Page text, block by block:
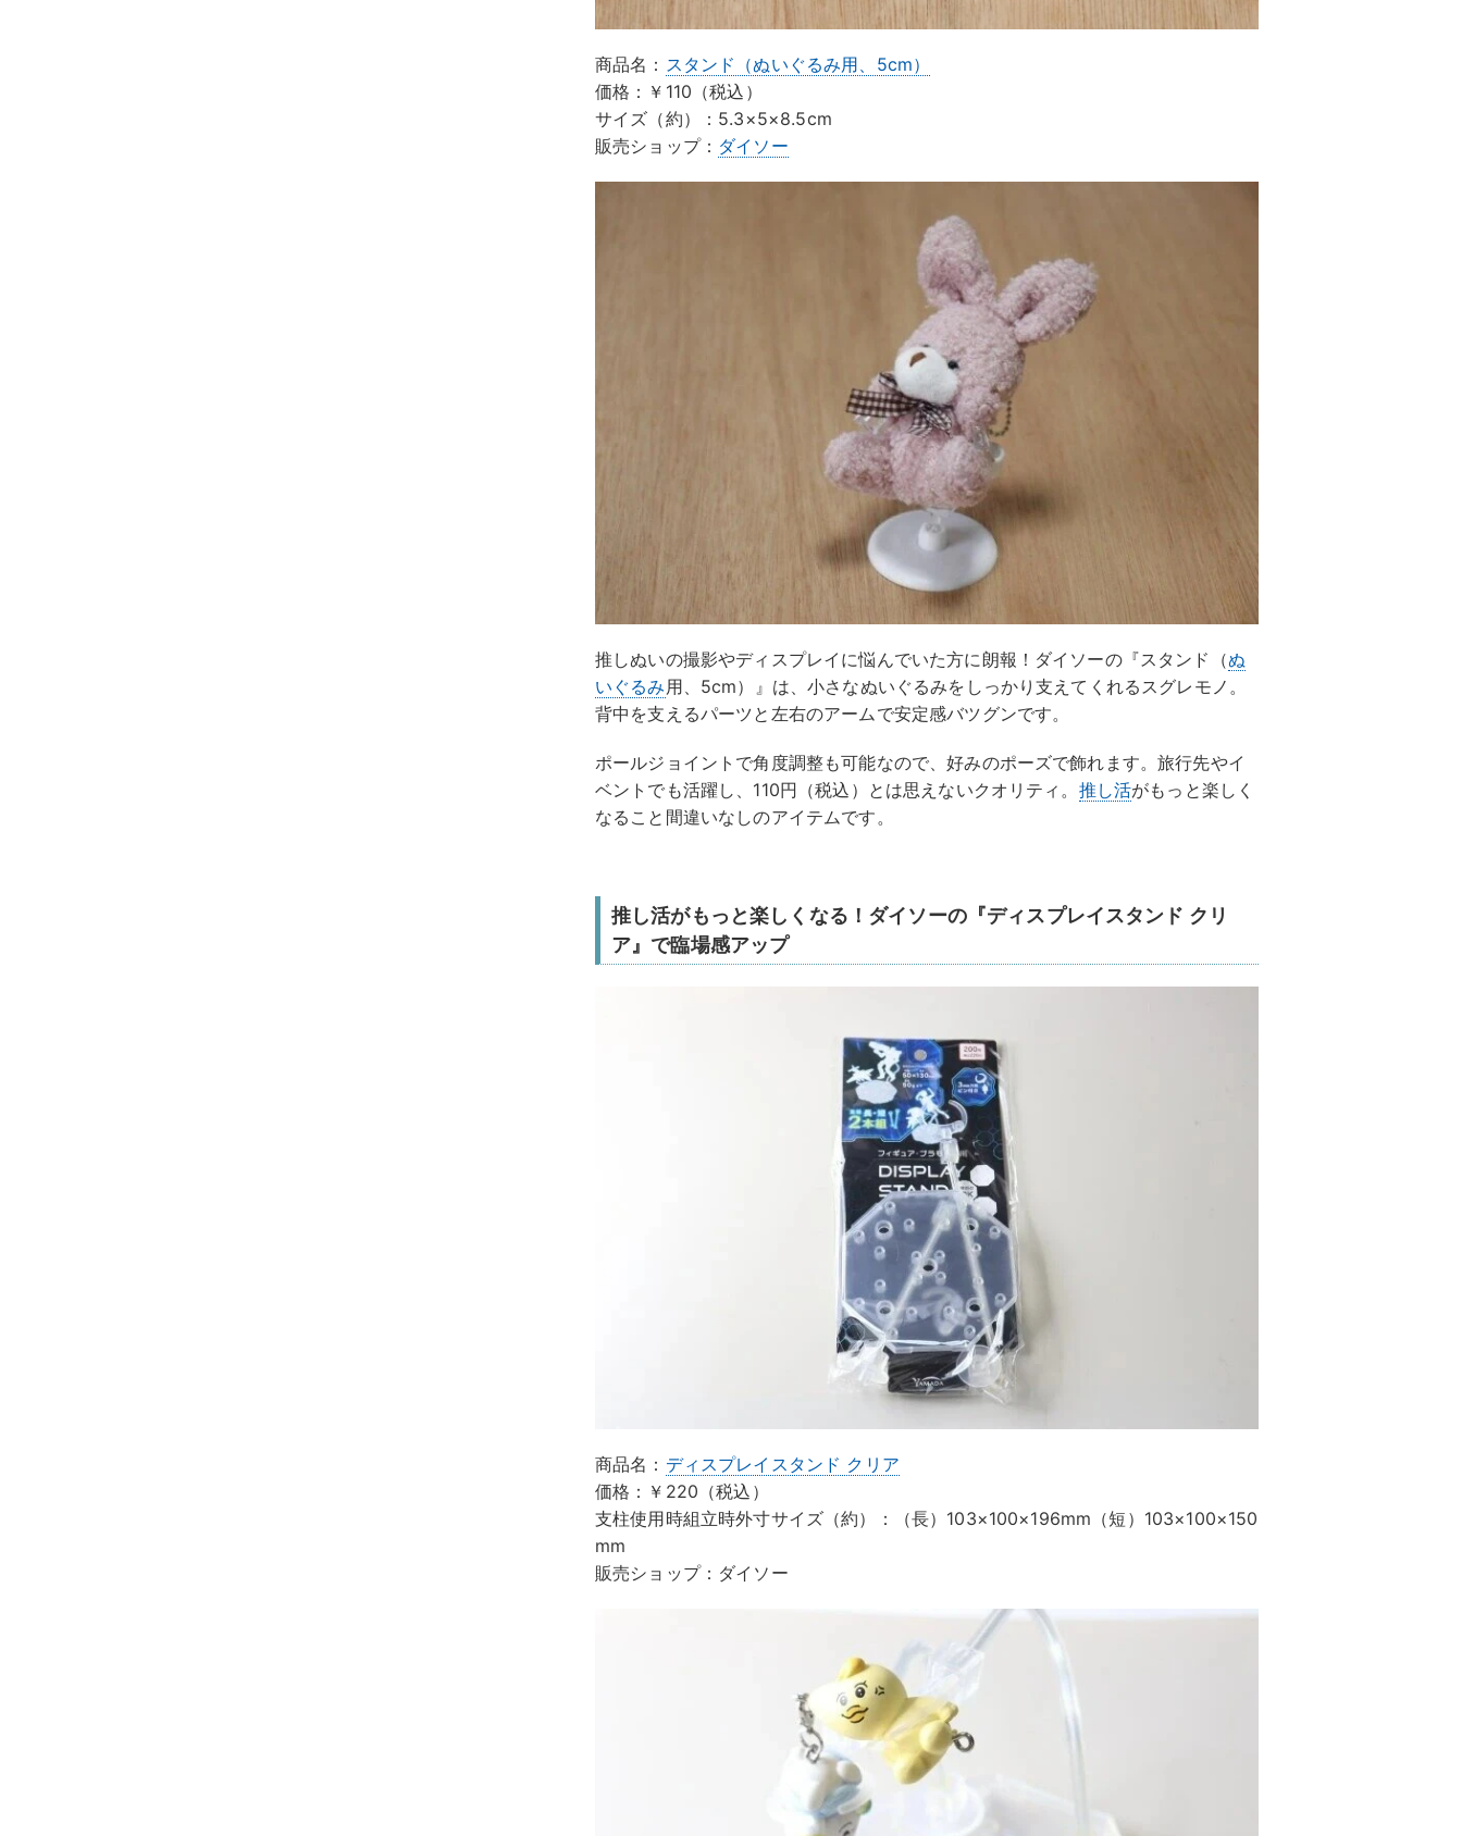
商品名： スタンド（ぬいぐるみ用、5cm）
価格：￥110（税込）
サイズ（約）：5.3×5×8.5cm
販売ショップ： ダイソー
推しぬいの撮影やディスプレイに悩んでいた方に朗報！ダイソーの『スタンド（ぬ
いぐるみ用、5cm）』は、小さなぬいぐるみをしっかり支えてくれるスグレモノ。
背中を支えるパーツと左右のアームで安定感バツグンです。
ポールジョイントで角度調整も可能なので、好みのポーズで飾れます。旅行先やイ
ベントでも活躍し、110円（税込）とは思えないクオリティ。 推し活がもっと楽しく
なること間違いなしのアイテムです。
推し活がもっと楽しくなる！ダイソーの『ディスプレイスタンド クリ
ア』で臨場感アップ
商品名： ディスプレイスタンド クリア
価格：￥220（税込）
支柱使用時組立時外寸サイズ（約）：（長）103×100×196mm（短）103×100×150
mm
販売ショップ：ダイソー